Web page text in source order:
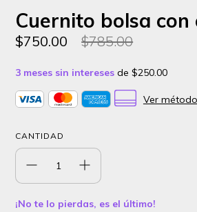
Cuernito bolsa con
$750.00 $785.00
3 meses sin intereses de$250.00
Ver
CANTIDAD
¡No te lo pierdas, es el último!